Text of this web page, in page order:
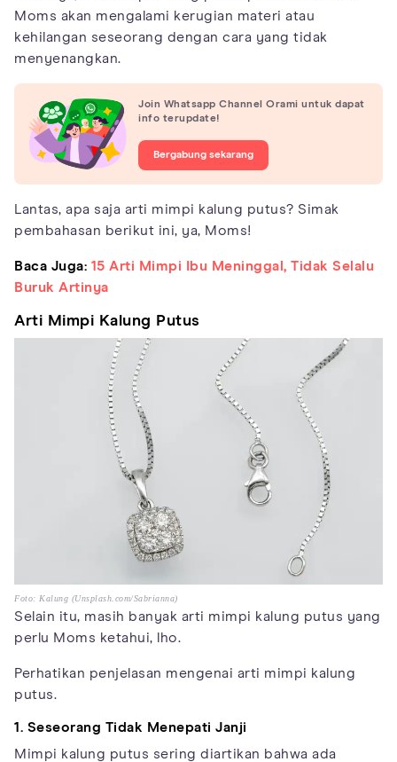
Moms akan mengalami kerugian materi atau
kehilangan seseorang dengan cara yang tidak
menyenangkan.
Join Whatsapp Channel Orami untuk dapat
info terupdate!
Bergabung sekarang
Lantas, apa saja arti mimpi kalung putus? Simak
pembahasan berikut ini, ya, Moms!
Baca Juga: 15 Arti Mimpi Ibu Meninggal, Tidak Selalu
Buruk Artinya
Arti Mimpi Kalung Putus
Foto: Kalung (Unsplash.com/Sabrianna)
Selain itu, masih banyak arti mimpi kalung putus yang
perlu Moms ketahui, lho.
Perhatikan penjelasan mengenai arti mimpi kalung
putus.
1. Seseorang Tidak Menepati Janji
Mimpi kalung putus sering diartikan bahwa ada